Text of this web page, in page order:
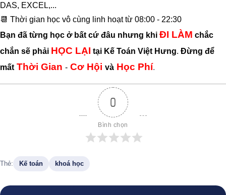
DAS, EXCEL,...
📆 Thời gian học vô cùng linh hoạt từ 08:00 - 22:30
Bạn đã từng học ở bất cứ đâu nhưng khi ĐI LÀM chắc
chắn sẽ phải HỌC LẠI tại Kế Toán Việt Hưng. Đừng để
mất Thời Gian - Cơ Hội và Học Phí.
0
Bình chọn
Thẻ: Kế toán khoá học